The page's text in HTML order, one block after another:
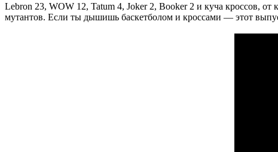
Lebron 23, WOW 12, Tatum 4, Joker 2, Booker 2 и куча кроссов,
мутантов. Если ты дышишь баскетболом и кроссами — этот